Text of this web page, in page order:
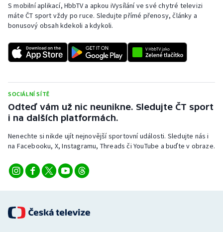
Rychlobruslení
Rychlostní kanoistika
Short track
Sportovní střelba
Stolní tenis
Veslování
Vodní slalom
S mobilní aplikací, HbbTV a apkou iVysílání ve své chytré televizi
máte ČT sport vždy po ruce. Sledujte přímé přenosy, články a
bonusový obsah kdekoli a kdykoli.
SOCIÁLNÍ SÍTĚ
Odteď vám už nic neunikne. Sledujte ČT sport
i na dalších platformách.
Nenechte si nikde ujít nejnovější sportovní události. Sledujte nás i
na Facebooku, X, Instagramu, Threads či YouTube a buďte v obraze.